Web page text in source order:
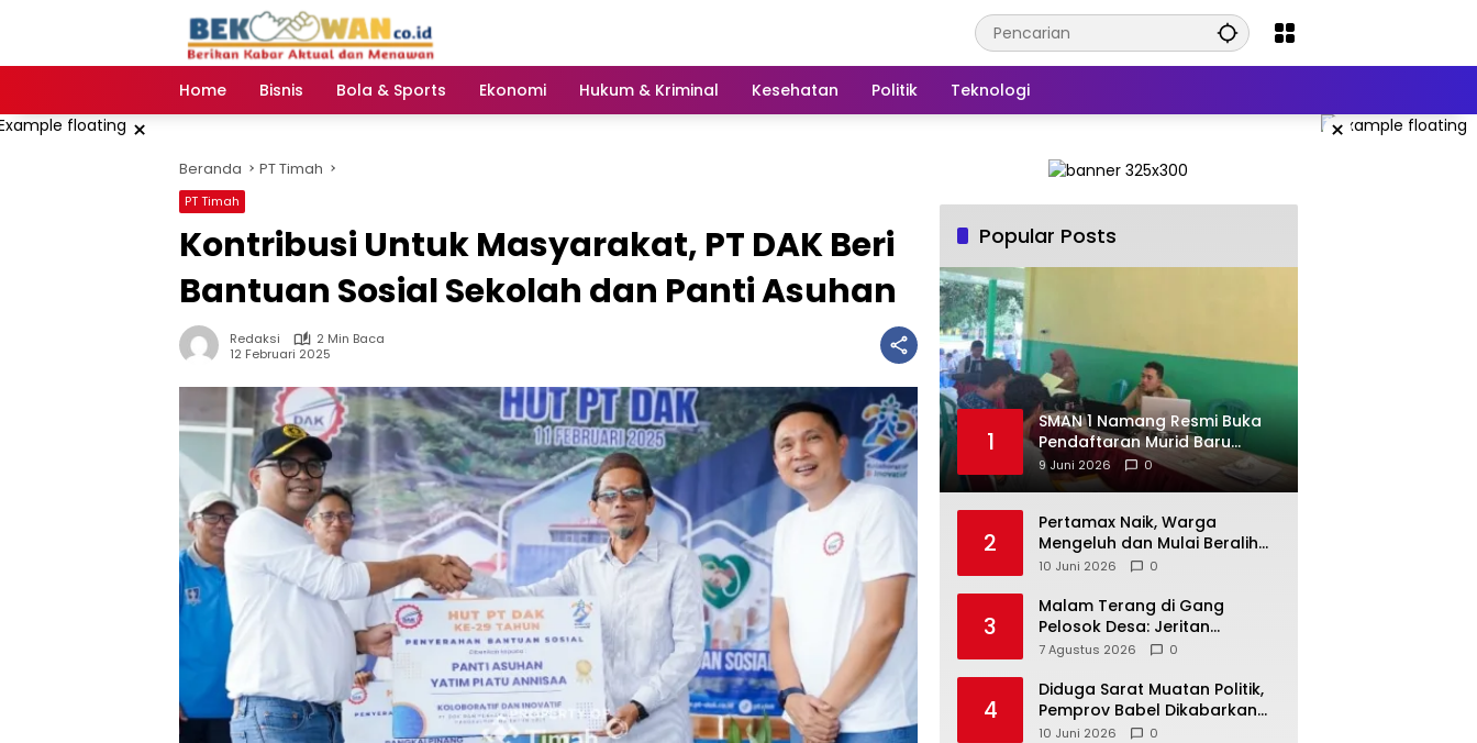
Home
Bisnis Bola & Sports Ekonomi Hukum & Kriminal Kesehatan Politik Teknologi
× ×
Beranda PT Timah
PT Timah
Kontribusi Untuk Masyarakat, PT DAK Beri
Bantuan Sosial Sekolah dan Panti Asuhan
Redaksi
2 Min Baca
12 Februari 2025
Popular Posts
1
SMAN 1 Namang Resmi Buka
Pendaftaran Murid Baru
2026/2027
9 Juni 2026 0
2
‎Pertamax Naik, Warga
Mengeluh dan Mulai Beralih
ke Pertalite Meski Harus Antre
10 Juni 2026 0
3
Malam Terang di Gang
Pelosok Desa: Jeritan
Harapan Ketua APDESI
Babel
7 Agustus 2026 0
4
‎Diduga Sarat Muatan Politik,
Pemprov Babel Dikabarkan
Lakukan Rotasi Besar-
10 Juni 2026 0